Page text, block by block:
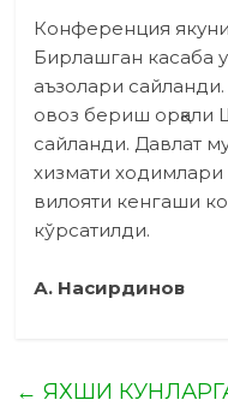
Конференция
Бирлашган касаба
аъзолари
овоз бериш орқали
сайланди. Давлат
хизмати
вилояти кенгаши
кўрсатилди.
А. Насирдинов
← ЯХШИ